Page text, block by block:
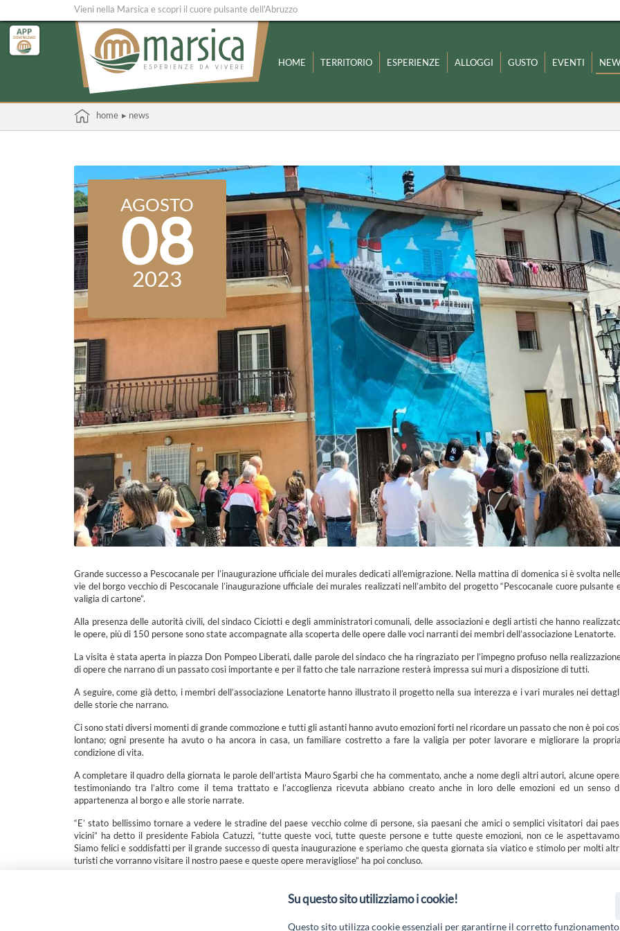
Vieni nella Marsica e scopri il cuore pulsante dell'Abruzzo
HOME TERRITORIO ESPERIENZE ALLOGGI GUSTO EVENTI
home ▸ news
AGOSTO
08
2023
Grande successo a Pescocanale per l’inaugurazione ufficiale dei murales dedicati all’emigrazione. Nella mattina di domenica si è svolta
vie del borgo vecchio di Pescocanale l’inaugurazione ufficiale dei murales realizzati nell’ambito del progetto “Pescocanale cuore pulsante
valigia di cartone”.
Alla presenza delle autorità civili, del sindaco Ciciotti e degli amministratori comunali, delle associazioni e degli artisti che hanno
le opere, più di 150 persone sono state accompagnate alla scoperta delle opere dalle voci narranti dei membri dell’associazione Lenatorte.
La visita è stata aperta in piazza Don Pompeo Liberati, dalle parole del sindaco che ha ringraziato per l’impegno profuso nella
di opere che narrano di un passato così importante e per il fatto che tale narrazione resterà impressa sui muri a disposizione di tutti.
A seguire, come già detto, i membri dell’associazione Lenatorte hanno illustrato il progetto nella sua interezza e i vari murales nei
delle storie che narrano.
Ci sono stati diversi momenti di grande commozione e tutti gli astanti hanno avuto emozioni forti nel ricordare un passato che non è poi
lontano; ogni presente ha avuto o ha ancora in casa, un familiare costretto a fare la valigia per poter lavorare e migliorare la
condizione di vita.
A completare il quadro della giornata le parole dell’artista Mauro Sgarbi che ha commentato, anche a nome degli altri autori, alcune
testimoniando tra l’altro come il tema trattato e l’accoglienza ricevuta abbiano creato anche in loro delle emozioni ed un senso
appartenenza al borgo e alle storie narrate.
“E’ stato bellissimo tornare a vedere le stradine del paese vecchio colme di persone, sia paesani che amici o semplici visitatori dai
vicini” ha detto il presidente Fabiola Catuzzi, “tutte queste voci, tutte queste persone e tutte queste emozioni, non ce le
Siamo felici e soddisfatti per il grande successo di questa inaugurazione e speriamo che questa giornata sia viatico e stimolo per molti
turisti che vorranno visitare il nostro paese e queste opere meravigliose” ha poi concluso.
19.2.1.MA3.18 – Progetto “Innovazione nel turismo per i servizi e la qualità della
Su questo sito utilizziamo i cookie!
Questo sito utilizza cookie essenziali per garantirne il corretto funzionamento